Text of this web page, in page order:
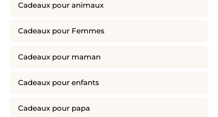
Cadeaux pour animaux
Cadeaux pour Femmes
Cadeaux pour maman
Cadeaux pour enfants
Cadeaux pour papa